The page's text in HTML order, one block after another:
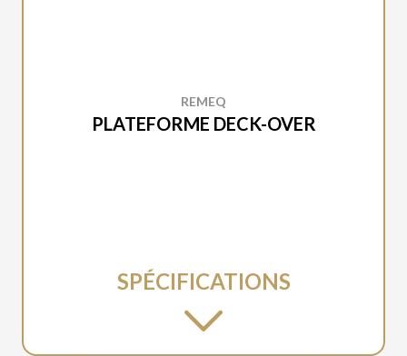
REMEQ
PLATEFORME DECK-OVER
SPÉCIFICATIONS